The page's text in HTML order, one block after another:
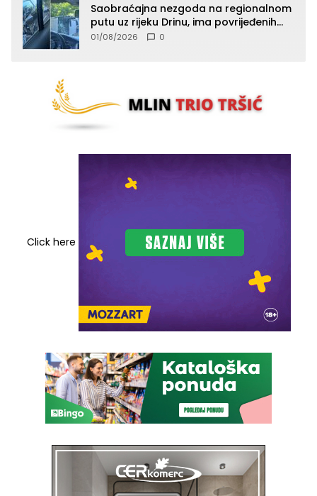
Saobraćajna nezgoda na regionalnom
putu uz rijeku Drinu, ima povrijeđenih
lica (FOTO)
01/08/2026 0
Click here